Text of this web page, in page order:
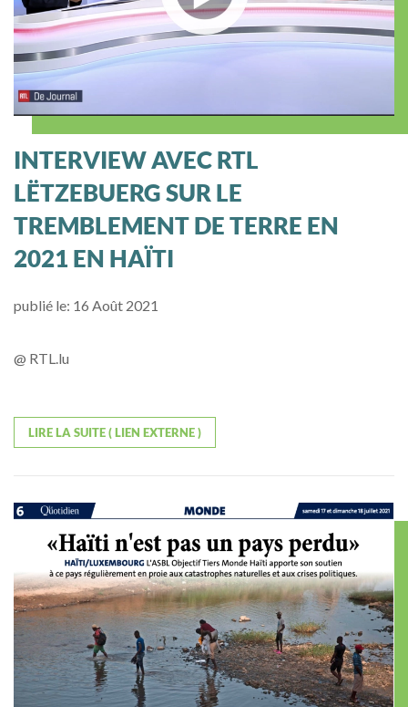
INTERVIEW AVEC RTL
LËTZEBUERG SUR LE
TREMBLEMENT DE TERRE EN
2021 EN HAÏTI
publié le: 16 Août 2021
@ RTL.lu
LIRE LA SUITE ( LIEN EXTERNE )